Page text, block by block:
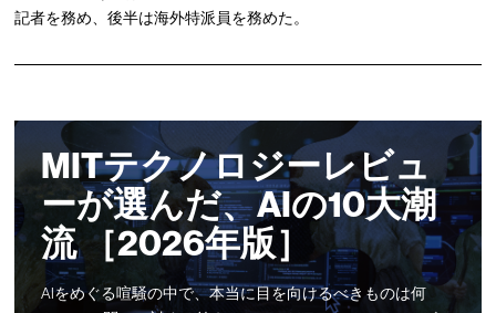
記者を務め、後半は海外特派員を務めた。
MITテクノロジーレビュ
ーが選んだ、AIの10大潮
流 ［2026年版］
AIをめぐる喧騒の中で、本当に目を向けるべきものは何